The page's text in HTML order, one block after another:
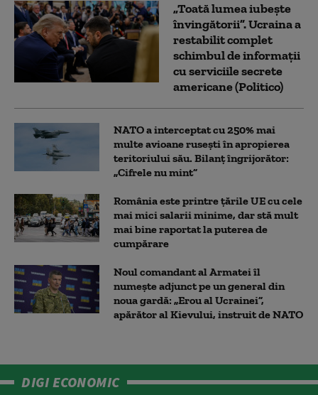
„Toată lumea iubește
învingătorii”. Ucraina a
restabilit complet
schimbul de informații
cu serviciile secrete
americane (Politico)
NATO a interceptat cu 250% mai
multe avioane rusești în apropierea
teritoriului său. Bilanț îngrijorător:
„Cifrele nu mint”
România este printre țările UE cu cele
mai mici salarii minime, dar stă mult
mai bine raportat la puterea de
cumpărare
Noul comandant al Armatei îl
numește adjunct pe un general din
noua gardă: „Erou al Ucrainei”,
apărător al Kievului, instruit de NATO
DIGI ECONOMIC